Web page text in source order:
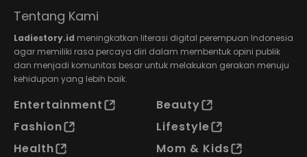
Tentang Kami
Ladiestory.id meningkatkan literasi digital perempuan Indonesia
agar memiliki rasa percaya diri dalam membentuk opini publik
dan menjadi komunitas besar untuk melakukan gerakan menuju
kehidupan yang lebih baik.
Entertainment
Beauty
Fashion
Lifestyle
Health
Mom & Kids